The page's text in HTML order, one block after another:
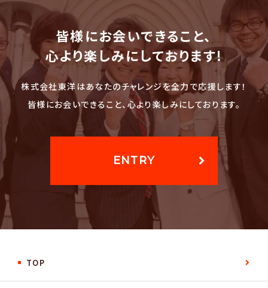
皆様にお会いできること、
心より楽しみにしております!
株式会社東洋はあなたのチャレンジを全力で応援します！
皆様にお会いできること、心より楽しみにしております。
ENTRY
TOP